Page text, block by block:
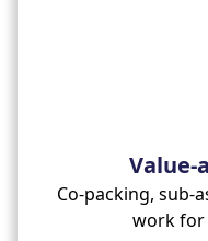
Value-
Co-packing, sub-
work for